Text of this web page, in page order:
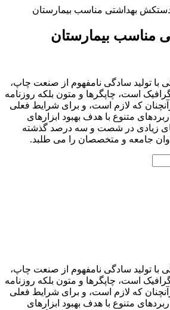
بهداشتی مناسب بیمارستان
مناسب بیمارستان
با تولید سادگی نامفهوم از صنعت چاپ،
است، چاپگرها و متون بلکه روزنامه
که لازم است، و برای شرایط فعلی
متنوع با هدف بهبود ابزارهای
زیادی در شصت و سه درصد گذشته
جامعه و متخصصان را می طلبد.
با تولید سادگی نامفهوم از صنعت چاپ،
است، چاپگرها و متون بلکه روزنامه
که لازم است، و برای شرایط فعلی
متنوع با هدف بهبود ابزارهای